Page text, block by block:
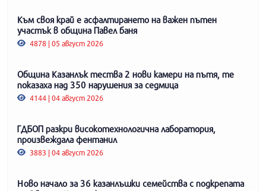
Към своя край е асфалтирането на важен пътен
участък в община Павел баня
4878 | 05 август 2026
Община Казанлък тества 2 нови камери на пътя, те
показаха над 350 нарушения за седмица
4144 | 04 август 2026
ГДБОП разкри високотехнологична лаборатория,
произвеждала фентанил
3883 | 04 август 2026
Ново начало за 36 казанлъшки семейства с подкрепата